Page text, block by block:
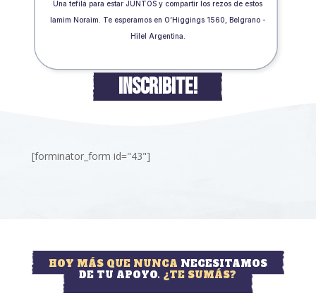
Una tefilá para estar JUNTOS y compartir los rezos de estos
Iamim Noraim. Te esperamos en O’Higgings 1560, Belgrano -
Hilel Argentina.
INSCRIBITE!
[forminator_form id="43"]
HOY MÁS QUE NUNCA NECESITAMOS
DE TU APOYO. ¿TE SUMÁS?